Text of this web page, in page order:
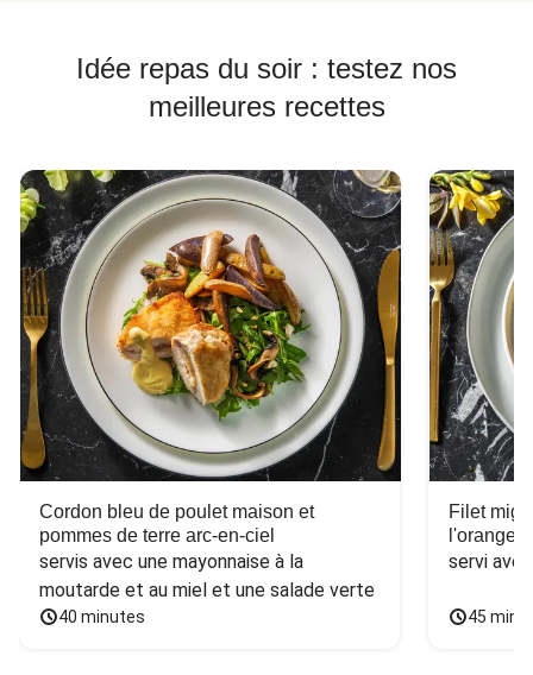
Idée repas du soir : testez nos
meilleures recettes
Cordon bleu de poulet maison et
pommes de terre arc-en-ciel
servis avec une mayonnaise à la
moutarde et au miel et une salade verte
40 minutes
Filet
l'orange
servi
45